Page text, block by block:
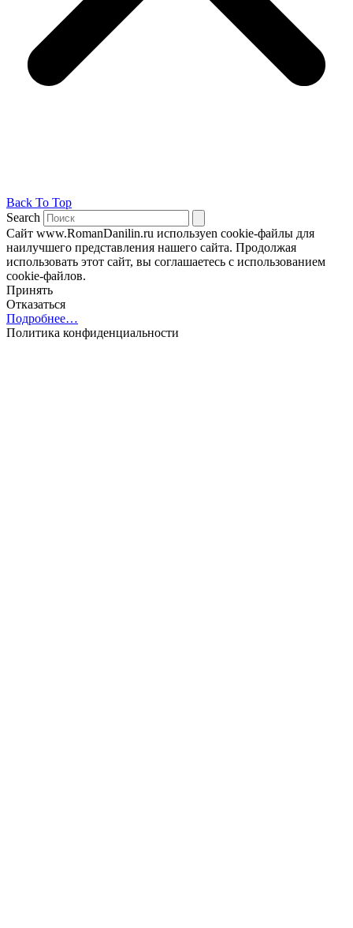
Back To Top
Search
Сайт www.RomanDanilin.ru используеn cookie-файлы для
наилучшего представления нашего сайта. Продолжая
использовать этот сайт, вы соглашаетесь с использованием
cookie-файлов.
Принять
Отказаться
Подробнее…
Политика конфиденциальности